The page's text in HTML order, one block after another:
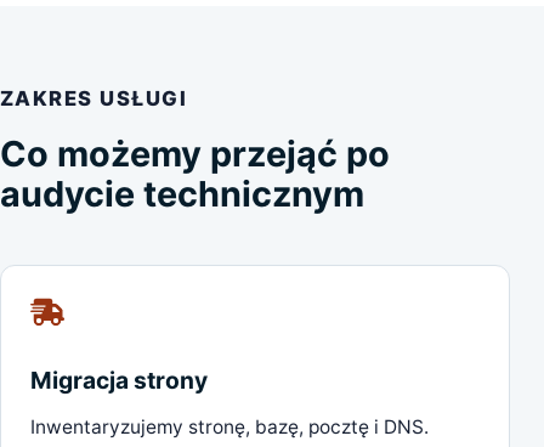
ZAKRES USŁUGI
Co możemy przejąć po
audycie technicznym
Migracja strony
Inwentaryzujemy stronę, bazę, pocztę i DNS.